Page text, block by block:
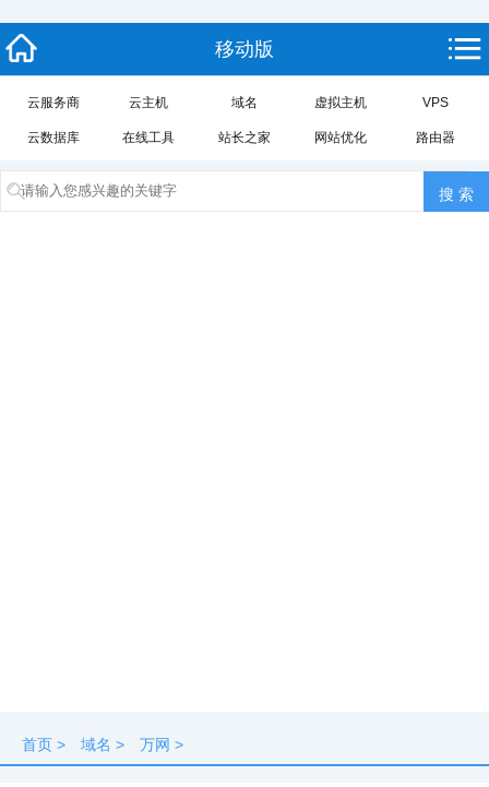
移动版
云服务商 云主机 域名 虚拟主机 VPS
云数据库 在线工具 站长之家 网站优化 路由器
首页 > 域名 > 万网 >